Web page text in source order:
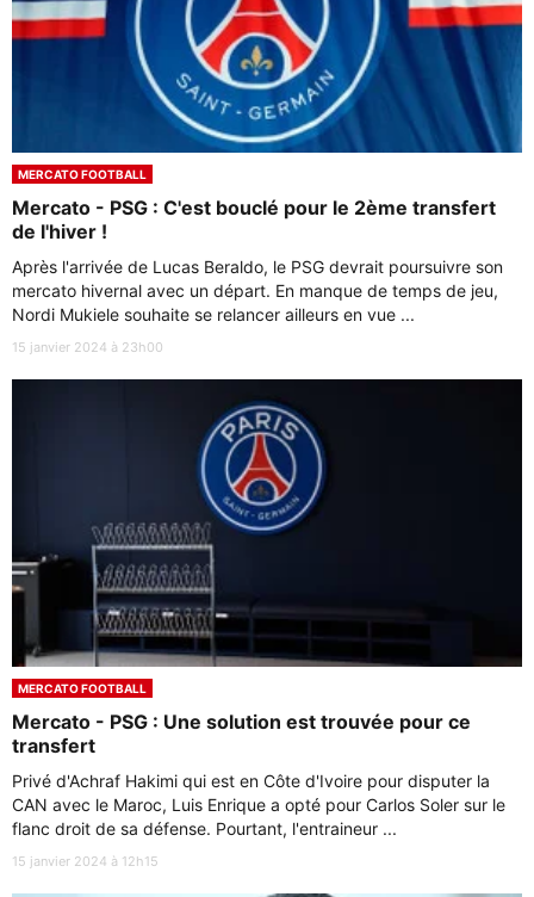
MERCATO FOOTBALL
Mercato - PSG : C'est bouclé pour le 2ème transfert
de l'hiver !
Après l'arrivée de Lucas Beraldo, le PSG devrait poursuivre son
mercato hivernal avec un départ. En manque de temps de jeu,
Nordi Mukiele souhaite se relancer ailleurs en vue ...
15 janvier 2024 à 23h00
MERCATO FOOTBALL
Mercato - PSG : Une solution est trouvée pour ce
transfert
Privé d'Achraf Hakimi qui est en Côte d'Ivoire pour disputer la
CAN avec le Maroc, Luis Enrique a opté pour Carlos Soler sur le
flanc droit de sa défense. Pourtant, l'entraineur ...
15 janvier 2024 à 12h15